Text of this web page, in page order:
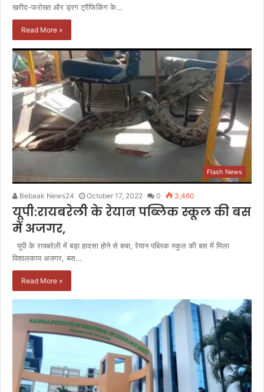
खरीद-फरोख्त और ड्रग ट्रैफिकिंग के…
Read More »
Flash News
Bebaak News24 October 17, 2022 0 3,460
यूपी:रायबरेली के रेयान पब्लिक स्कूल की बस
में अजगर,
यूपी के रायबरेली में बड़ा हादसा होने से बचा, रेयान पब्लिक स्कूल की बस में मिला
विशालकाय अजगर, बस…
Read More »